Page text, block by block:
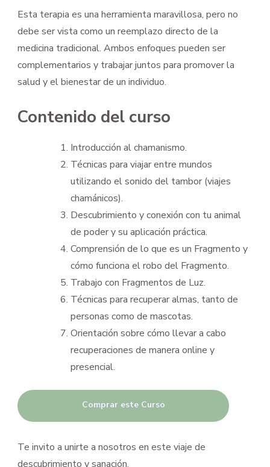
Esta terapia es una herramienta maravillosa, pero no
debe ser vista como un reemplazo directo de la
medicina tradicional. Ambos enfoques pueden ser
complementarios y trabajar juntos para promover la
salud y el bienestar de un individuo.
Contenido del curso
Introducción al chamanismo.
Técnicas para viajar entre mundos
utilizando el sonido del tambor (viajes
chamánicos).
Descubrimiento y conexión con tu animal
de poder y su aplicación práctica.
Comprensión de lo que es un Fragmento y
cómo funciona el robo del Fragmento.
Trabajo con Fragmentos de Luz.
Técnicas para recuperar almas, tanto de
personas como de mascotas.
Orientación sobre cómo llevar a cabo
recuperaciones de manera online y
presencial.
Comprar este Curso
Te invito a unirte a nosotros en este viaje de
descubrimiento y sanación.